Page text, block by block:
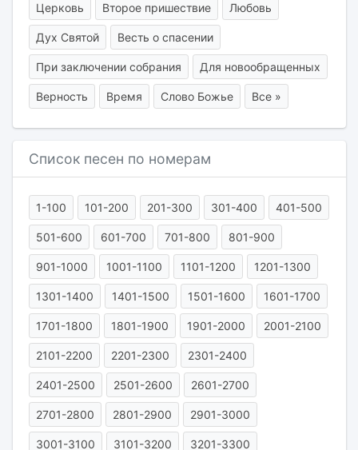
Церковь Второе пришествие Любовь
Дух Святой Весть о спасении
При заключении собрания Для новообращенных
Верность Время Слово Божье Все »
Список песен по номерам
1-100 101-200 201-300 301-400 401-500
501-600 601-700 701-800 801-900
901-1000 1001-1100 1101-1200 1201-1300
1301-1400 1401-1500 1501-1600 1601-1700
1701-1800 1801-1900 1901-2000 2001-2100
2101-2200 2201-2300 2301-2400
2401-2500 2501-2600 2601-2700
2701-2800 2801-2900 2901-3000
3001-3100 3101-3200 3201-3300